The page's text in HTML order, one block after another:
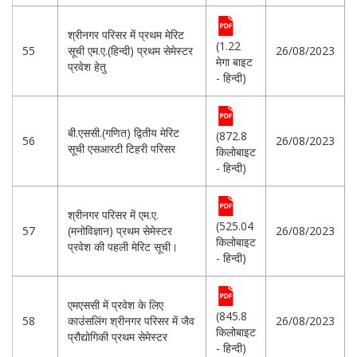
55
श्रीनगर परिसर में प्रथम मेरिट
सूची एम.ए.(हिन्दी) प्रथम सेमेस्टर
प्रवेश हेतु
(1.22
मेगा बाइट
- हिन्दी)
26/08/2023
56
बी.एससी.(गणित) द्वितीय मेरिट
सूची एसआरटी टिहरी परिसर
(872.8
किलोबाइट
- हिन्दी)
26/08/2023
57
श्रीनगर परिसर में एम.ए.
(मनोविज्ञान) प्रथम सेमेस्टर
प्रवेश की पहली मेरिट सूची।
(525.04
किलोबाइट
- हिन्दी)
26/08/2023
58
एमएससी में प्रवेश के लिए
काउंसलिंग श्रीनगर परिसर में जैव
प्रौद्योगिकी प्रथम सेमेस्टर
(845.8
किलोबाइट
- हिन्दी)
26/08/2023